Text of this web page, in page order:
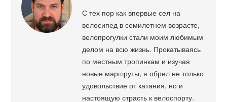
С тех пор как впервые сел на
велосипед в семилетнем возрасте,
велопрогулки стали моим любимым
делом на всю жизнь. Прокатываясь
по местным тропинкам и изучая
новые маршруты, я обрел не только
удовольствие от катания, но и
настоящую страсть к велоспорту.